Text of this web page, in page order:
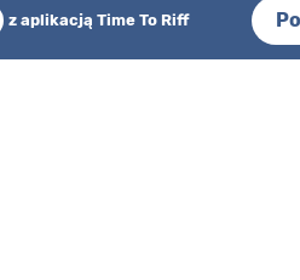
z aplikacją Time To Riff